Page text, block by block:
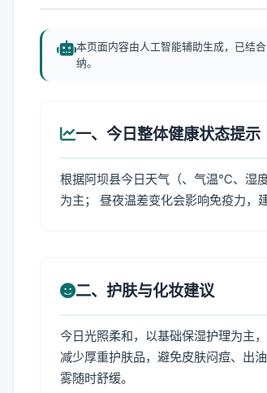
本页面内容由人工智能辅助生成，已结
纳。
一、今日整体健康状态提示
根据阿坝县今日天气（、气温℃、湿
为主； 昼夜温差变化会影响免疫力，
二、护肤与化妆建议
今日光照柔和，以基础保湿护理为主
减少厚重护肤品，避免皮肤闷痘、出
雾随时舒缓。